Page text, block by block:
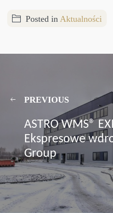
Posted in Aktualności
PREVIOUS
ASTRO WMS®
Ekspresowe
Group